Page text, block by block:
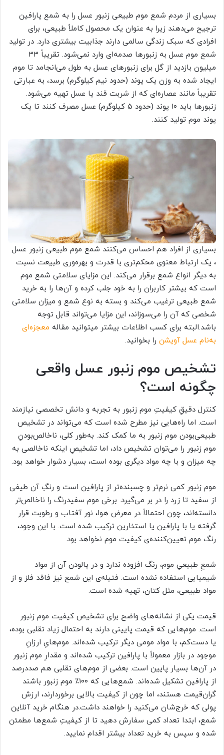
بسیاری از مردم شمع موم طبیعی زنبور عسل را به شمع پارافین
ترجیح می‌دهند زیرا به عنوان یک محصول کاملاً طبیعی، برای
افرادی که سبک زندگی سالمی دارند جذابیت بیشتری دارد. در تولید
شمع موم عسل به زنبورها صدمه‌ای وارد نمی‌شود. تقریباً ۳۳
میلیون بازدید از گل برای زنبورهای عسل به طول می‌انجامد تا موم
ایجاد شده به وزن یک پوند (حدود نیم کیلوگرم) برسد، به عبارتی
تقریباً مانند عصاره‌ای که از شربت قند یا عسل تهیه می‌شود.
زنبورها باید ۱۰ پوند (حدود ۵ کیلوگرم) عسل مصرف کنند تا یک
پوند موم تولید کنند.
بسیاری از افراد هم احساس می‌کنند شمع موم طبیعی زنبور عسل
، یک ارتباط معنوی محکم‌تری با قدرت و بهره‌وری طبیعت نسبت
به دیگر انواع شمع برقرار می‌کند. این مزایای سلامتی شمع موم
است که بیشتر کاربران را به خود جلب کرده و آن‌ها را به خرید
شمع طبیعی ترغیب می‌کند و بسته به نوع شمع و میزان سلامتی
شخصی که آن را می‌سوزاند، این مزایا می‌تواند قابل توجه
باشد.البته برای کسب اطلاعات بیشتر میتوانید مقاله معجزه‌ای
به‌نام عسل آویشن را بخوانید.
تشخیص موم زنبور عسل واقعی
چگونه است؟
کنترل دقیقِ کیفیتِ موم زنبور به تجربه و دانش تخصصی نیازمند
است. اما راه‌هایی نیز مطرح شده است که می‌تواند در تشخیص
طبیعی‌‌بودن موم زنبور به ما کمک کند. به‌طور‌ کلی، ناخالص‌بودنِ
موم زنبور را می‌توان تشخیص داد، اما تشخیصِ اینکه ناخالصی به
چه میزان و با چه مواد دیگری‌ بوده است، بسیار دشوار خواهد بود.
موم زنبور کمی نرم‌تر و چسبنده‌تر از پارافین است و رنگِ آن طیفی
از سفید تا زرد را در بر می‌گیرد. برخی موم‌ سفیدرنگ را ناخالص‌تر
دانسته‌اند، چون احتمالاً در معرض هوا، نور آفتاب و رطوبت قرار
گرفته‌ یا با پارافین یا استئارین ترکیب شده است. با این وجود،
رنگ موم تعیین‌کننده‌ی کیفیت موم نخواهد بود.
شمعِ‌ طبیعیِ موم، رنگ افزوده ندارد و در پالودن آن از مواد
شیمیایی استفاده نشده است. فتیله‌ی این شمع نیز فاقد فلز و از
مواد طبیعی، مثل کتان، تهیه شده است.
قیمت یکی از نشانه‌های واضح برای تشخیص کیفیت موم زنبور
است. موم‌هایی که قیمت پایینی دارند به احتمال زیاد تقلبی بوده،
یا دست‌کم، با مواد مومی دیگر ترکیب شده‌اند. موم‌هایِ ارزانِ
موجود در بازار معمولاً با پارافین ترکیب شده‌اند و مقدارِ موم زنبور
در آن‌ها بسیار پایین است. بعضی از موم‌های تقلبی هم صد‌در‌صد
از پارافین‌ تشکیل شده‌اند. شمع‌هایی که ۱۰۰٪ موم زنبور باشند
گران‌قیمت‌‌ هستند، اما چون از کیفیت بالایی برخوردارند، ارزش
پولی که خرج‌شان می‌کنید را خواهند داشت.در هنگام خرید آنلاین
شمع، ابتدا تعداد کمی سفارش دهید تا از کیفیتِ شمع‌ها مطمئن
شده و سپس به خرید تعداد بیشتر اقدام نمایید.